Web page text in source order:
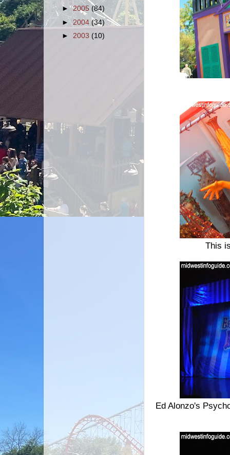
This
Ed Alonzo's
►2005 (84)
► 2004 (34)
► 2003 (10)